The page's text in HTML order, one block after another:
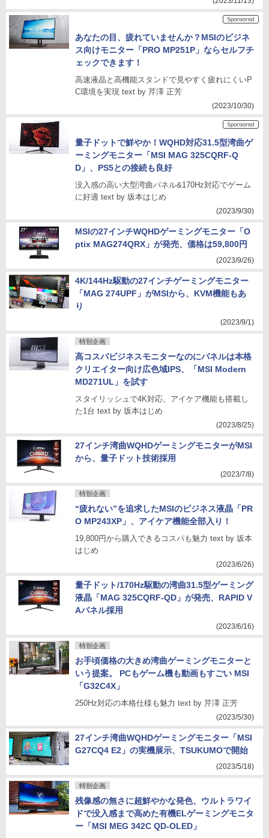
あなたの目、疲れていませんか？MSIのビジネ
ス向けモニター「PRO MP251P」ならセルフチ
ェックできます！
高速液晶と高機能スタンドで見やすく疲れにくいP
C環境を実現 text by 芹澤 正芳
(2023/10/30)
量子ドットで鮮やか！WQHD対応31.5型湾曲ゲ
ーミングモニター「MSI MAG 325CQRF-Q
D」、PS5との接続も良好
没入感の高い大型湾曲パネル&170Hz対応でゲーム
に好適 text by 坂本はじめ
(2023/9/30)
MSIの27インチWQHDゲーミングモニター「O
ptix MAG274QRX」が発売、価格は59,800円
(2023/9/26)
4K/144Hz駆動の27インチゲーミングモニター
「MAG 274UPF」がMSIから、KVM機能もあ
り
(2023/9/1)
特別企画
高コスパビジネスモニターなのにパネルは本格
クリエイター向け広色域IPS、「MSI Modern
MD271UL」を試す
スタイリッシュで4K対応、アイケア機能も搭載し
た1台 text by 坂本はじめ
(2023/8/25)
27インチ湾曲WQHDゲーミングモニターがMSI
から、量子ドット技術採用
(2023/7/8)
特別企画
“疲れない”を追求したMSIのビジネス液晶「PR
O MP243XP」、アイケア機能全部入り！
19,800円から購入できるコスパも魅力 text by 坂本
はじめ
(2023/6/26)
量子ドット/170Hz駆動の湾曲31.5型ゲーミング
液晶「MAG 325CQRF-QD」が発売、RAPID V
Aパネル採用
(2023/6/16)
特別企画
お手頃価格の大きめ湾曲ゲーミングモニターと
いう提案。 PCもゲーム機も動画もすごい MSI
「G32C4X」
250Hz対応の本格仕様も魅力 text by 芹澤 正芳
(2023/5/30)
27インチ湾曲WQHDゲーミングモニター「MSI
G27CQ4 E2」の実機展示、TSUKUMOで開始
(2023/5/18)
特別企画
残像感の無さに超鮮やかな発色、ウルトラワイ
ドで没入感まで高めた有機ELゲーミングモニタ
ー「MSI MEG 342C QD-OLED」